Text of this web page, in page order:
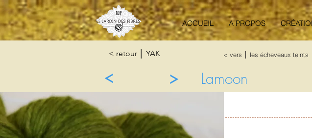
ACCUEIL A PROPOS
< retour │ YAK < vers │ les écheveaux teints
Lamoon